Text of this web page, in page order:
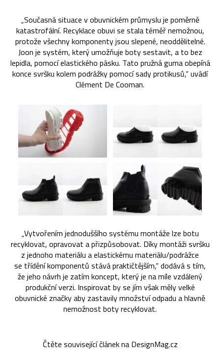
„Současná situace v obuvnickém průmyslu je poměrně
katastrofální. Recyklace obuvi se stala téměř nemožnou,
protože všechny komponenty jsou slepené, neoddělitelné.
Joon je systém, který umožňuje boty sestavit, a to bez
lepidla, pomocí elastického pásku. Tato pružná guma obepíná
konce svršku kolem podrážky pomocí sady protikusů,“ uvádí
Clément De Cooman.
„Vytvořením jednoduššího systému montáže lze botu
recyklovat, opravovat a přizpůsobovat. Díky montáži svršku
z jednoho materiálu a elastickému materiálu/podrážce
se třídění komponentů stává praktičtějším,“ dodává s tím,
že jeho návrh je zatím koncept, který je na míle vzdálený
produkční verzi. Inspirovat by se jím však měly velké
obuvnické značky aby zastavily množství odpadu a hlavně
nemožnost boty recyklovat.
Čtěte související článek na DesignMag.cz